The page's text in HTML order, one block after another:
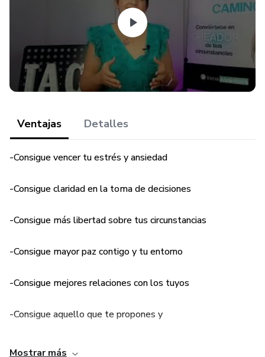
Ventajas Detalles
-Consigue vencer tu estrés y ansiedad
-Consigue claridad en la toma de decisiones
-Consigue más libertad sobre tus circunstancias
-Consigue mayor paz contigo y tu entorno
-Consigue mejores relaciones con los tuyos
-Consigue aquello que te propones y
-Consigue tener tu mundo en tus manos
Mostrar más